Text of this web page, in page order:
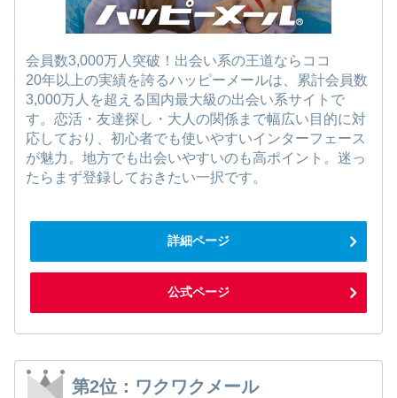
会員数3,000万人突破！出会い系の王道ならココ
20年以上の実績を誇るハッピーメールは、累計会員数
3,000万人を超える国内最大級の出会い系サイトで
す。恋活・友達探し・大人の関係まで幅広い目的に対
応しており、初心者でも使いやすいインターフェース
が魅力。地方でも出会いやすいのも高ポイント。迷っ
たらまず登録しておきたい一択です。
詳細ページ
公式ページ
第2位：ワクワクメール